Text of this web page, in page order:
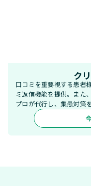
ク
口コミを重要視する患者
ミ返信機能を提供。また
プロが代行し、集患対策